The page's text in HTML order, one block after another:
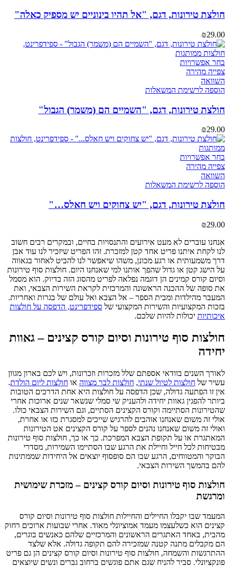
ניתן
לבחור
האפשרויות
בעמוד
המוצר
חולצת טירונות, דגם, "אל תהיו בינוניים יש מספיק כאלה"
₪29.00
בחר אפשרויות
מספר
ניתן
לבחור
האפשרויות
בעמוד
צפייה מהירה
השוואה
הוספה לרשימת המשאלות
חולצת טירונות, דגם, "השמיים הם (משמר) הגבול"
₪29.00
בחר אפשרויותלמוצר
מספר
ניתן
לבחור
בעמוד
המוצר
צפייה מהירה
השוואה
הוספה לרשימת המשאלות
חולצת טירונות, דגם, "יש צחוקים ויש חאלס…"
₪29.00
אנחנו עוברים לא מעט אירועים והתנסויות בחיים, ובמקרים רבים חשוב
לנו לקחת איתנו פריט אחד קטן למזכרת. זהו הפריט שיזכיר לנו עוד אבן
דרך משמעותית או רגע מכונן, משהו שיאפשר לנו להביט לאחור בגאווה
על הישג קטן או גדול שהפך אותנו למי שאנחנו היום. חולצות סוף טירונות
וסיום קורס קמינים הן דוגמה נפלאה לפריט מהסוג הזה בדיוק. הוא מסמל
את סופה של ההכנה הראשונה והמרכזית לקראת השירות הצבאי, ואת
המעבר מהילדות ומבית הספר – אל הצבא ואל עולם של בגרות ואחריות.
בזכות המקצועיות והשירות המקצועי של ספידפרינט, הדפסה על חולצות
איכותיות יכולות להיות שלכם.
חולצות סוף טירונות וסיום קורס קצינים – גאוות
יחידה
לאורך השנים בוודאי אספתם שלל מזכרות וזכרונות, ויש לכם בארון מגוון
עשיר של חולצות לטיול שנתי, חולצות לבר מצווה או חולצות ליום הולדת.
אין זו הפתעה גדולה, שכן הדפסה על חולצות היא אחת הדרכים הטובות
ביותר להפגין גאוות יחידה ולהעניק שי סמלי שנשאר שנים ארוכות אחרי
שהטירונות הסתיימה וקורס הקצינים הסתיים, וגם השירות הצבאי כולו.
אולי זה משום שאנחנו אוהבים להרגיש שייכים למסגרת כזו או אחרת,
ואולי זה משום שאנחנו נהנים לספר על קורס הקצינים אט הטירונות
המאתגרת או על תקופת הצבא המפרכת. כך או כך, חולצות סוף טירונות
מבטיחות לכל חייל וחיילת את הרגע שבו הסתיימו השמירות, מסדרי
הבוקר והמטווחים, הרגע שבו הם סופסוף יוצאים אל היחידות שממתינות
להם בהמשך השירות הצבאי.
חולצות סוף טירונות וסיום קורס קצינים – מזכרת שימושית
ומרגשת
המעמד שבו יקבלו החיילים והחיילות חולצות סוף טירונות וסיום קורס
קצינים הוא כשלעצמו מעמד אמוציונלי מאוד. אחרי שבועות ארוכים רחוק
מהבית, באחד האתגרים הראשונים והמרכזיים שלהם כאנשים בוגרים,
הם מקבלים מתנה קטנה שמזכירה להם תקופה גדולה. אלא שלצד
ההתרגשות והשמחה, חולצות סוף טירונות וסיום קורס קצינים הן גם פריט
פונקציונלי. סביר להניח שגם אתם פוגשים ברחוב גברים ונשים שיוצאים